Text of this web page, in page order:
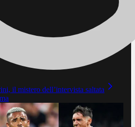
il mistero dell’intervista saltata